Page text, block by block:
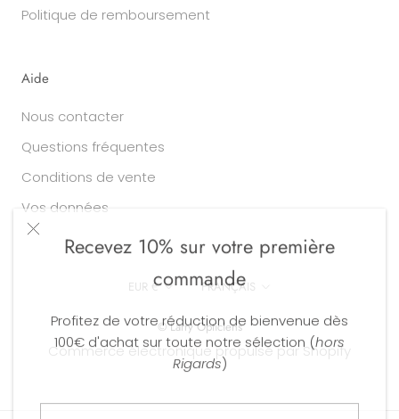
Recevez 10% sur votre première
commande
Profitez de votre réduction de bienvenue dès
100€ d'achat sur toute notre sélection (hors
Rigards)
Politique de remboursement
Aide
Nous contacter
Questions fréquentes
Conditions de vente
Vos données
Devise
EUR € Langue
FRANÇAIS
© Larry Opticiens
Commerce électronique propulsé par Shopify